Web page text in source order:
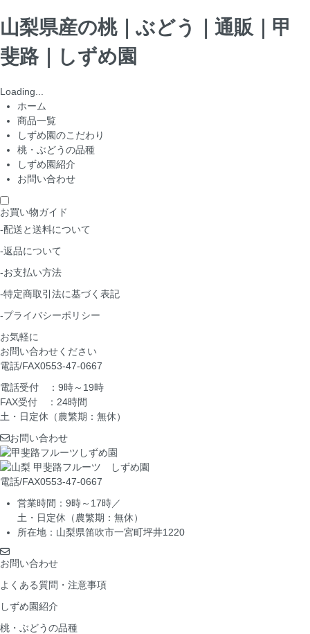
山梨県産の桃｜ぶどう｜通販｜甲
斐路｜しずめ園
Loading...
ホーム
商品一覧
しずめ園のこだわり
桃・ぶどうの品種
しずめ園紹介
お問い合わせ
お買い物ガイド
-配送と送料について
-返品について
-お支払い方法
-特定商取引法に基づく表記
-プライバシーポリシー
お気軽に
お問い合わせください
電話/FAX0553-47-0667
電話受付 ：9時～19時
FAX受付 ：24時間
土・日定休（農繁期：無休）
お問い合わせ
電話/FAX0553-47-0667
営業時間：9時～17時／
土・日定休（農繁期：無休）
所在地：山梨県笛吹市一宮町坪井1220
お問い合わせ
よくある質問・注意事項
しずめ園紹介
桃・ぶどうの品種